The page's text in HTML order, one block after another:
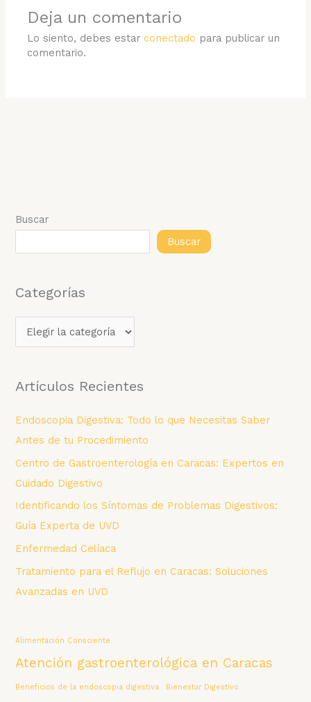
Deja un comentario
Lo siento, debes estar conectado para publicar un
comentario.
Buscar
Buscar
Categorías
a
e
o
r
í
a
s
Artículos Recientes
Endoscopia Digestiva: Todo lo que Necesitas Saber
Antes de tu Procedimiento
Centro de Gastroenterología en Caracas: Expertos en
Cuidado Digestivo
Identificando los Síntomas de Problemas Digestivos:
Guía Experta de UVD
Enfermedad Celíaca
Tratamiento para el Reflujo en Caracas: Soluciones
Avanzadas en UVD
Alimentación Consciente
Atención gastroenterológica en Caracas
Beneficios de la endoscopia digestiva Bienestar Digestivo